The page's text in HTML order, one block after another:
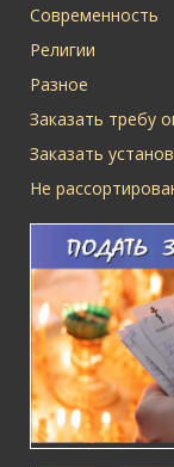
Современность
Религии
Разное
Заказать требу
Заказать
Не